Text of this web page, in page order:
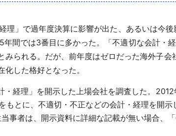
」で過年度決算に影響が出た、あるいは今
間では3番目に多かった。「不適切な会計・
られる。だが、前年度はゼロだった海外子会
した格好となった。
経理」を開示した上場会社を調査した。2012
もとに、不適切・不正などの会計・経理を開
事者は、開示資料に詳細な記載が無い場合、「